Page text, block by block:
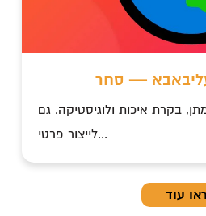
בקרת איכות ולוגיסטיקה. גם
לייצור פרטי...
עוד